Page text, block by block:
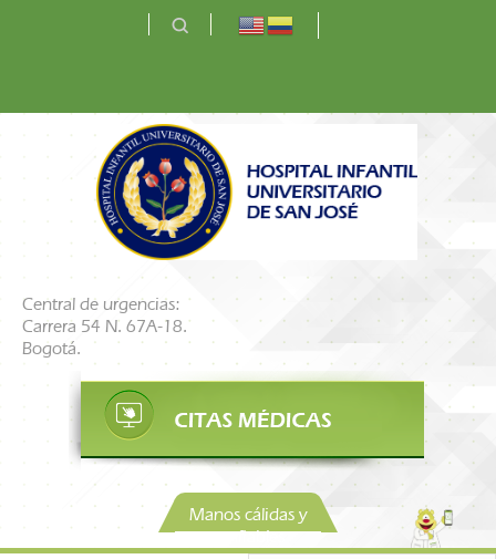
Central de urgencias:
Carrera 54 N. 67A-18.
Bogotá.
Manos cálidas y
confiables